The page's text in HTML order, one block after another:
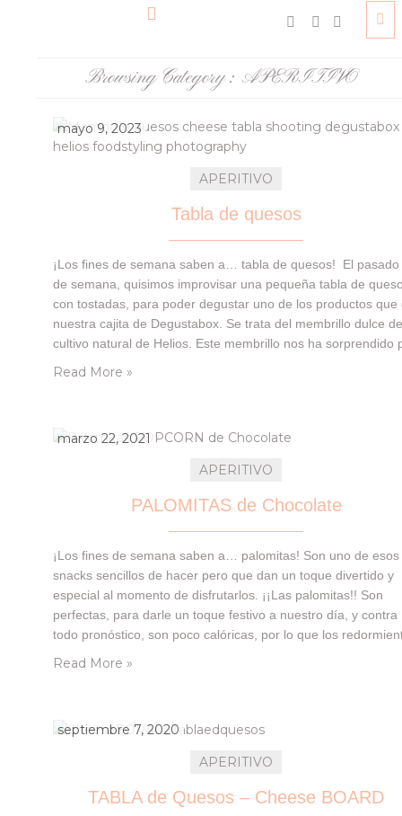
Browsing Category : APERITIVO
mayo 9, 2023
APERITIVO
Tabla de quesos
¡Los fines de semana saben a… tabla de quesos! El pasado
de semana, quisimos improvisar una pequeña tabla de
con tostadas, para poder degustar uno de los productos que
nuestra cajita de Degustabox. Se trata del membrillo dulce
cultivo natural de Helios. Este membrillo nos ha sorprendido
Read More »
marzo 22, 2021
APERITIVO
PALOMITAS de Chocolate
¡Los fines de semana saben a… palomitas! Son uno de esos
snacks sencillos de hacer pero que dan un toque divertido y
especial al momento de disfrutarlos. ¡¡Las palomitas!! Son
perfectas, para darle un toque festivo a nuestro día, y contra
todo pronóstico, son poco calóricas, por lo que los
se desvenacen. A nosotras nos encantan con caramelo,
Read More »
septiembre 7, 2020
APERITIVO
TABLA de Quesos – Cheese BOARD